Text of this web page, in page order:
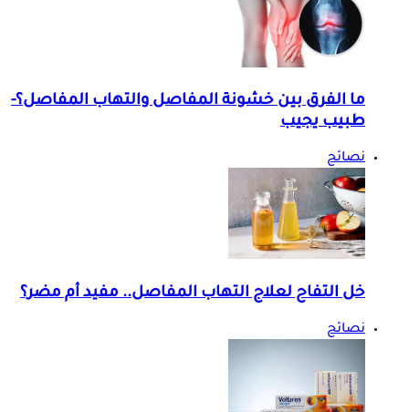
ما الفرق بين خشونة المفاصل والتهاب المفاصل؟-
طبيب يجيب
نصائح
خل التفاح لعلاج التهاب المفاصل.. مفيد أم مضر؟
نصائح